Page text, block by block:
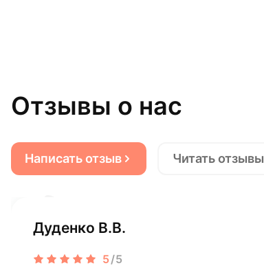
Отзывы о нас
Написать отзыв Читать отзывы
Дуденко В.В.
5/5